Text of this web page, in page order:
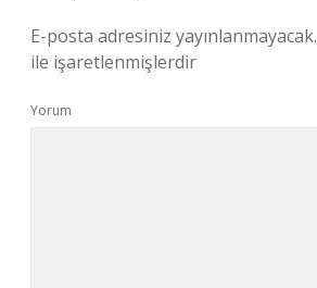
E-posta adresiniz yayınlanmayacak.
ile işaretlenmişlerdir
Yorum